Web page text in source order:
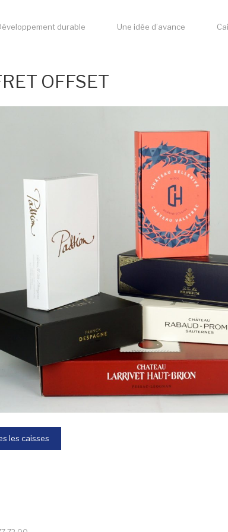
durable Une idée d’avance
OFFSET
les caisses